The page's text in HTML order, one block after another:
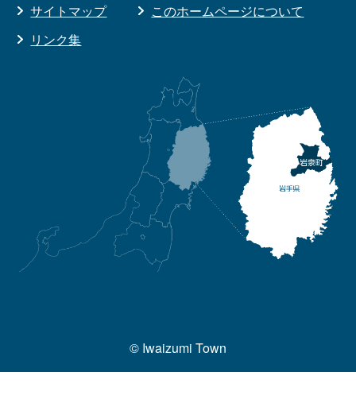
サイトマップ
このホームページについて
リンク集
© Iwaizumi Town